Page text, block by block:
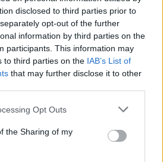
disclosed to third parties prior to
opt-out of the further
information by third parties on the
participants. This information may
to third parties on the IAB’s List of
that may further disclose it to other
Opt Outs
the Sharing of my
i fondi interprofessionali per la
la concessioni di aiuti di stato
la concessioni di aiuti di stato